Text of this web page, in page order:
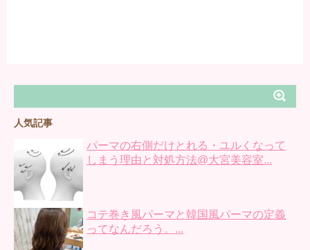
人気記事
パーマの右側だけとれる・ユルくなって
しまう理由と対処方法@大宮美容室...
コテ巻き風パーマと韓国風パーマの定義
ってなんだろう。...